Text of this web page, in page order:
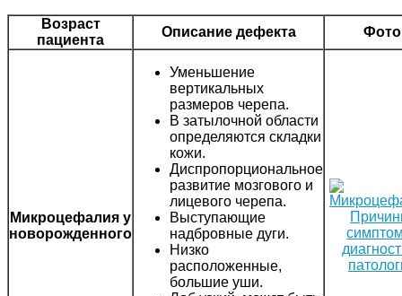
Возраст
пациента
Описание дефекта Фото
Микроцефалия у
новорожденного
Уменьшение
вертикальных
размеров черепа.
В затылочной области
определяются складки
кожи.
Диспропорциональное
развитие мозгового и
лицевого черепа.
Выступающие
надбровные дуги.
Низко
расположенные,
большие уши.